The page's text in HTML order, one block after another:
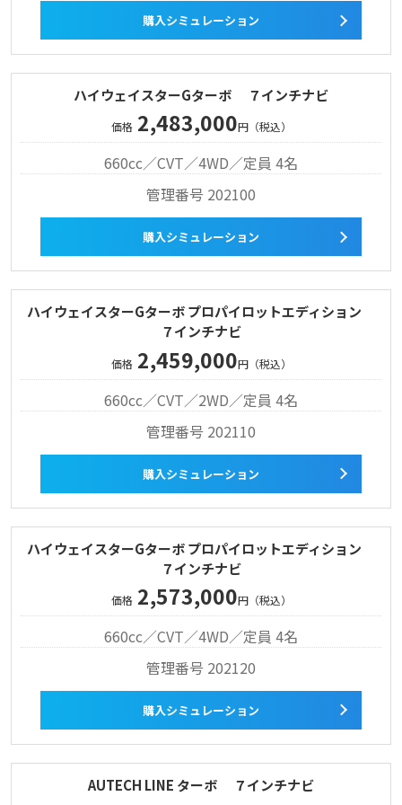
購入シミュレーション
ハイウェイスターGターボ ７インチナビ
価格 2,483,000円（税込）
660cc／CVT／4WD／定員 4名
管理番号 202100
購入シミュレーション
ハイウェイスターGターボ プロパイロットエディション
７インチナビ
価格 2,459,000円（税込）
660cc／CVT／2WD／定員 4名
管理番号 202110
購入シミュレーション
ハイウェイスターGターボ プロパイロットエディション
７インチナビ
価格 2,573,000円（税込）
660cc／CVT／4WD／定員 4名
管理番号 202120
購入シミュレーション
AUTECH LINE ターボ ７インチナビ